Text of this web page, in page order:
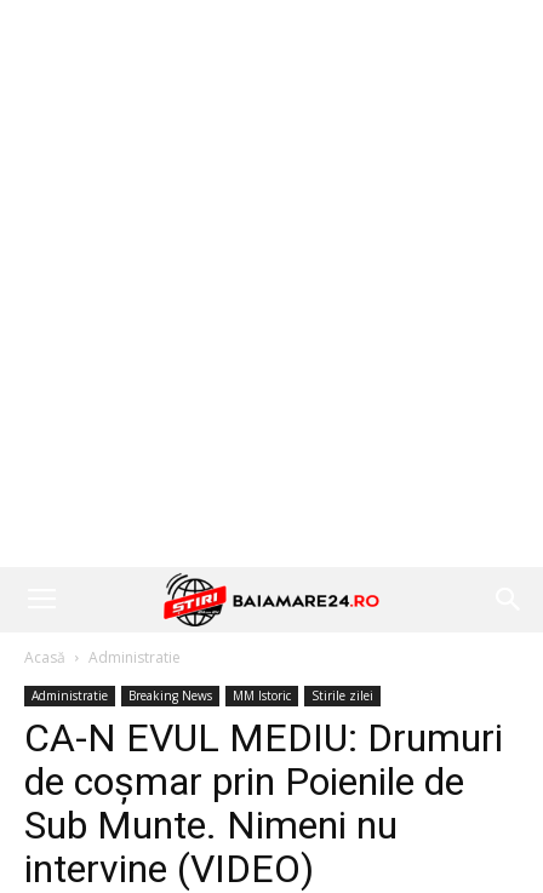
Acasă Administratie
Administratie Breaking News MM Istoric Stirile zilei
CA-N EVUL MEDIU: Drumuri
de coșmar prin Poienile de
Sub Munte. Nimeni nu
intervine (VIDEO)